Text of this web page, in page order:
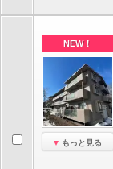
NEW！
もっと見る